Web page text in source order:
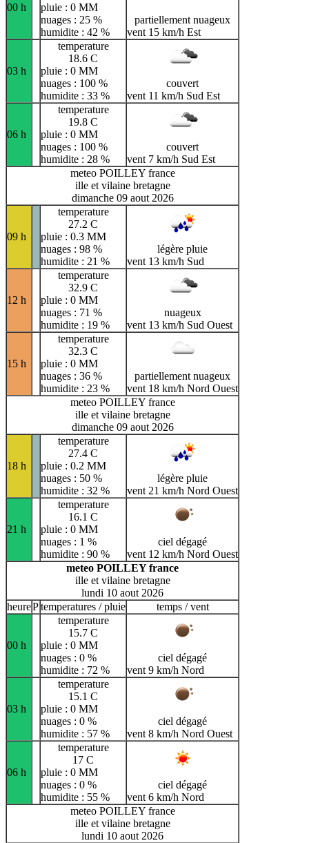
00 h
pluie : 0 MM
nuages : 25 %
humidite : 42 %
partiellement nuageux
vent 15 km/h Est
03 h
temperature
18.6 C
pluie : 0 MM
nuages : 100 %
humidite : 33 %
couvert
vent 11 km/h Sud Est
06 h
temperature
19.8 C
pluie : 0 MM
nuages : 100 %
humidite : 28 %
couvert
vent 7 km/h Sud Est
meteo POILLEY france
ille et vilaine bretagne
dimanche 09 aout 2026
09 h
temperature
27.2 C
pluie : 0.3 MM
nuages : 98 %
humidite : 21 %
légère pluie
vent 13 km/h Sud
12 h
temperature
32.9 C
pluie : 0 MM
nuages : 71 %
humidite : 19 %
nuageux
vent 13 km/h Sud Ouest
15 h
temperature
32.3 C
pluie : 0 MM
nuages : 36 %
humidite : 23 %
partiellement nuageux
vent 18 km/h Nord Ouest
meteo POILLEY france
ille et vilaine bretagne
dimanche 09 aout 2026
18 h
temperature
27.4 C
pluie : 0.2 MM
nuages : 50 %
humidite : 32 %
légère pluie
vent 21 km/h Nord Ouest
21 h
temperature
16.1 C
pluie : 0 MM
nuages : 1 %
humidite : 90 %
ciel dégagé
vent 12 km/h Nord Ouest
meteo POILLEY france
ille et vilaine bretagne
lundi 10 aout 2026
heurePtemperatures / pluie temps / vent
00 h
temperature
15.7 C
pluie : 0 MM
nuages : 0 %
humidite : 72 %
ciel dégagé
vent 9 km/h Nord
03 h
temperature
15.1 C
pluie : 0 MM
nuages : 0 %
humidite : 57 %
ciel dégagé
vent 8 km/h Nord Ouest
06 h
temperature
17 C
pluie : 0 MM
nuages : 0 %
humidite : 55 %
ciel dégagé
vent 6 km/h Nord
meteo POILLEY france
ille et vilaine bretagne
lundi 10 aout 2026